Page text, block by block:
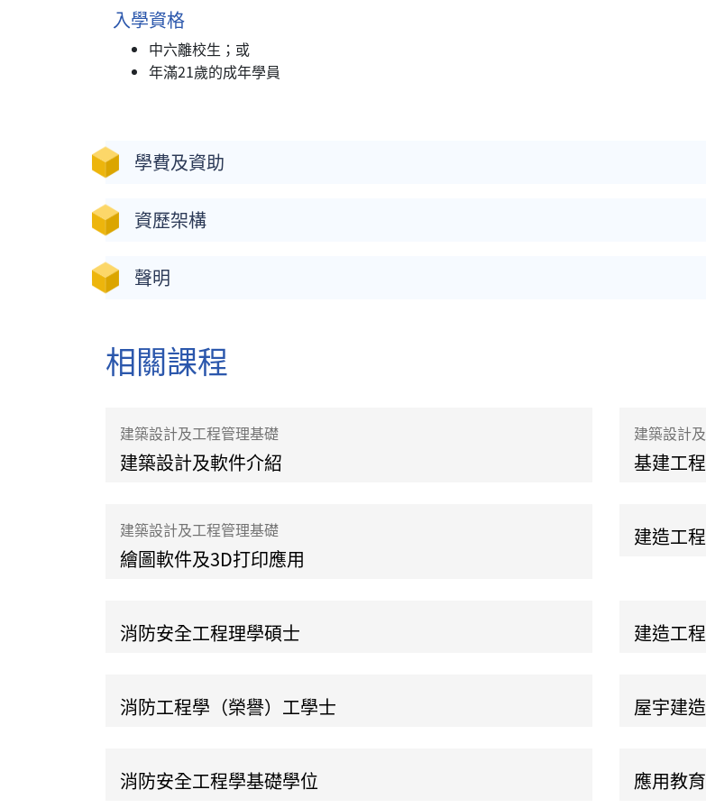
入學資格
中六離校生；或
年滿21歲的成年學員
學費及資助
資歷架構
聲明
相關課程
建築設計及工程管理基礎
建築設計及軟件介紹
建築設計
基建工
建築設計及工程管理基礎
繪圖軟件及3D打印應用
建造工
消防安全工程理學碩士 建造工
消防工程學（榮譽）工學士 屋宇建
消防安全工程學基礎學位 應用教